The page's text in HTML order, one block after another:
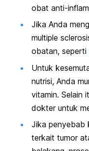
obat anti-
Jika Anda
multiple
obatan, seperti
Untuk
nutrisi, Anda
vitamin. Selain
dokter untuk
Jika penyebab
terkait tumor